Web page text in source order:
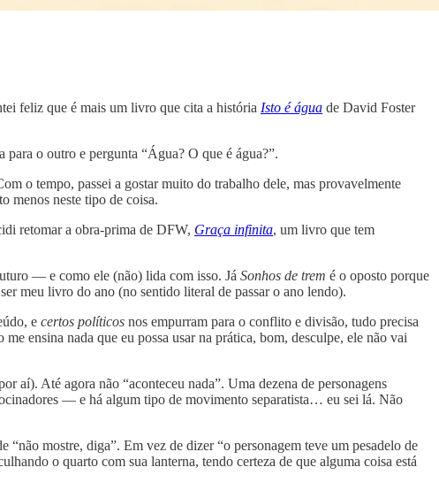
feliz que é mais um livro que cita a história Isto é água de David Foster
o outro e pergunta “Água? O que é água?”.
o tempo, passei a gostar muito do trabalho dele, mas provavelmente
menos neste tipo de coisa.
retomar a obra-prima de DFW, Graça infinita, um livro que tem
— e como ele (não) lida com isso. Já Sonhos de trem é o oposto porque
meu livro do ano (no sentido literal de passar o ano lendo).
e certos políticos nos empurram para o conflito e divisão, tudo precisa
me ensina nada que eu possa usar na prática, bom, desculpe, ele não vai
aí). Até agora não “aconteceu nada”. Uma dezena de personagens
— e há algum tipo de movimento separatista… eu sei lá. Não
mostre, diga”. Em vez de dizer “o personagem teve um pesadelo de
o quarto com sua lanterna, tendo certeza de que alguma coisa está